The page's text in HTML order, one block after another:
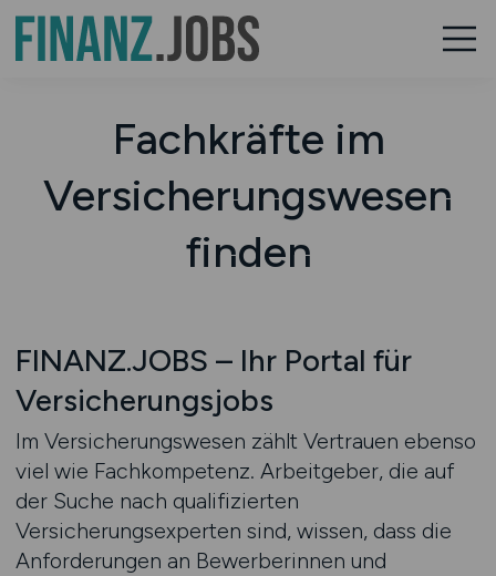
Fachkräfte im
Versicherungswesen
finden
FINANZ.JOBS – Ihr Portal für
Versicherungsjobs
Im Versicherungswesen zählt Vertrauen ebenso
viel wie Fachkompetenz. Arbeitgeber, die auf
der Suche nach qualifizierten
Versicherungsexperten sind, wissen, dass die
Anforderungen an Bewerberinnen und